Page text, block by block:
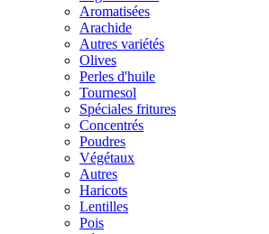
Aromatisées
Arachide
Autres variétés
Olives
Perles d'huile
Tournesol
Spéciales fritures
Concentrés
Poudres
Végétaux
Autres
Haricots
Lentilles
Pois